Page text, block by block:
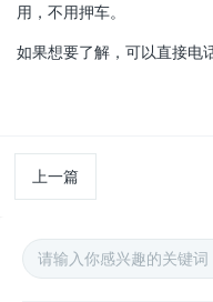
用，不用押车。
如果想要了解，可以直接电
上一篇